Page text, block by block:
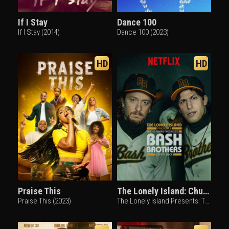
If I Stay
If I Stay (2014)
Dance 100
Dance 100 (2023)
HD
Praise This
Praise This (2023)
HD
The Lonely Island: Chuyện vui về cặp đôi bóng chày
The Lonely Island Presents: The Unauthorized Bash Brothers Experience (2019)